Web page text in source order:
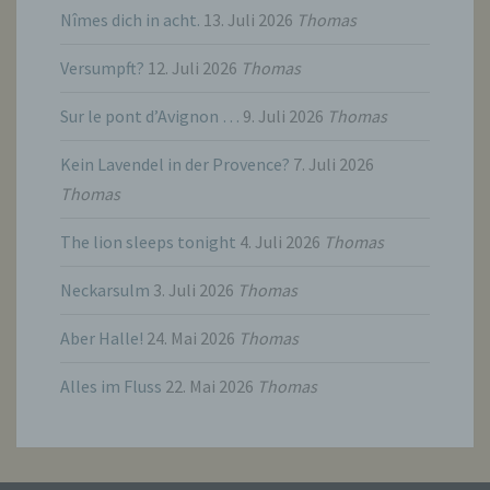
Nîmes dich in acht. 13. Juli 2026 Thomas
Versumpft? 12. Juli 2026 Thomas
Sur le pont d’Avignon … 9. Juli 2026 Thomas
Kein Lavendel in der Provence? 7. Juli 2026
Thomas
The lion sleeps tonight 4. Juli 2026 Thomas
Neckarsulm 3. Juli 2026 Thomas
Aber Halle! 24. Mai 2026 Thomas
Alles im Fluss 22. Mai 2026 Thomas
Auftragsverarbeiters befugt sind, die
k) Einwilligung
Einwilligung ist jede von der betroffenen
informierter Weise und unmissverständlich
einer Erklärung oder einer sonstigen
eindeutigen bestätigenden Handlung, mit der
sie mit der Verarbeitung der sie betreffenden
ist.
Verantwortlicher im Sinne der Datenschutz-